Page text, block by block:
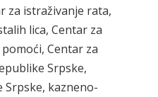
za istraživanje rata,
lica, Centar za
Centar za
Srpske,
Srpske, kazneno-